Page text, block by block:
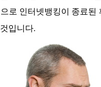
로 인터넷뱅킹이 종료
입니다.